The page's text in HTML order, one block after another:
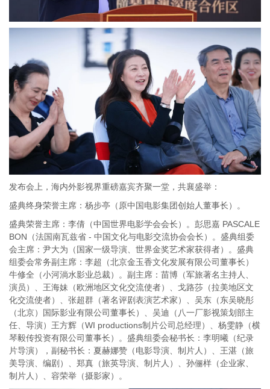
发布会上，海内外影视界重磅嘉宾齐聚一堂，共襄盛举：
盛典终身荣誉主席：杨步亭（原中国电影集团创始人董事长）。
盛典荣誉主席：李倩（中国世界电影学会会长）。彭思嘉 PASCALE
BON（法国南瓦兹省 - 中国文化与电影交流协会会长）。盛典组委
会主席：尹大为（国家一级导演、世界金奖艺术家获得者）。盛典
组委会常务副主席：李超（北京金玉香文化发展有限公司董事长）
牛修全（小河淌水影业总裁）。副主席：苗博（军旅著名主持人、
演员）、王海妹（欧洲地区文化交流使者）、戈路莎（拉美地区文
化交流使者）、张超群（著名评剧表演艺术家）、吴东（东吴晓彤
（北京）国际影业有限公司董事长）、吴迪（八一厂影视策划部主
任、导演）王方辉（WI productions制片公司总经理）、杨雯静（横
琴毅传投资有限公司董事长）。盛典组委会秘书长：李明曦（纪录
片导演），副秘书长：夏赫娜赞（电影导演、制片人）、王湛（旅
美导演、编剧）、郑真（旅英导演、制片人）、孙俪样（企业家、
制片人）、容荣举（摄影家）。